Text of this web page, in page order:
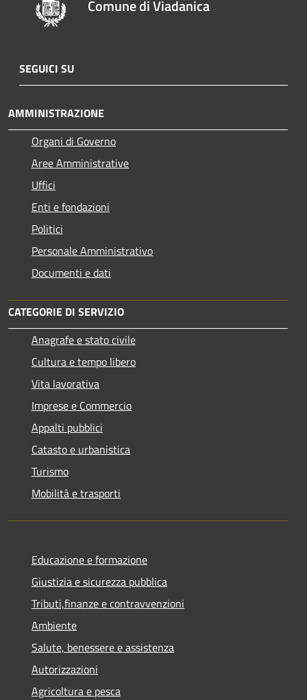
Comune di Viadanica
SEGUICI SU
AMMINISTRAZIONE
Organi di Governo
Aree Amministrative
Uffici
Enti e fondazioni
Politici
Personale Amministrativo
Documenti e dati
CATEGORIE DI SERVIZIO
Anagrafe e stato civile
Cultura e tempo libero
Vita lavorativa
Imprese e Commercio
Appalti pubblici
Catasto e urbanistica
Turismo
Mobilità e trasporti
Educazione e formazione
Giustizia e sicurezza pubblica
Tributi,finanze e contravvenzioni
Ambiente
Salute, benessere e assistenza
Autorizzazioni
Agricoltura e pesca